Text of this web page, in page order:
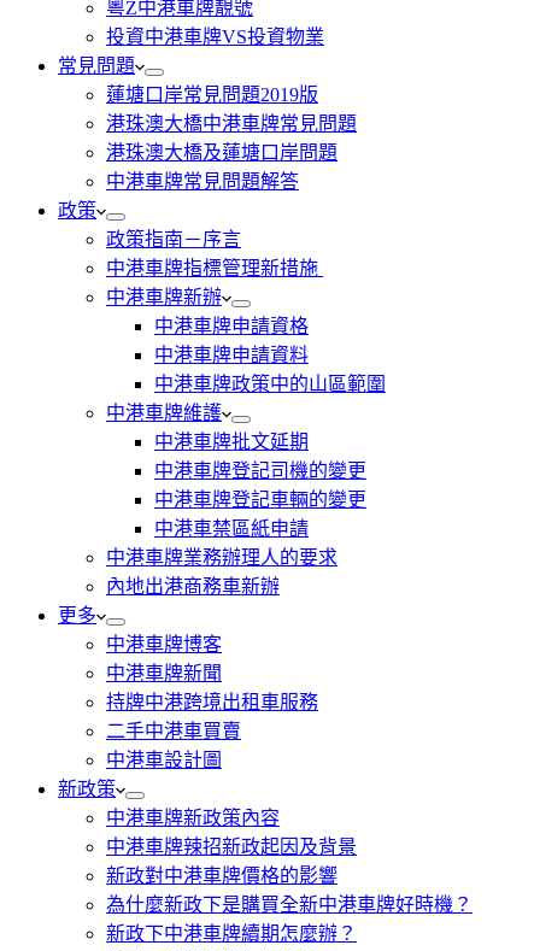
粵Z中港車牌靚號
投資中港車牌VS投資物業
常見問題
蓮塘口岸常見問題2019版
港珠澳大橋中港車牌常見問題
港珠澳大橋及蓮塘口岸問題
中港車牌常見問題解答
政策
政策指南－序言
中港車牌指標管理新措施
中港車牌新辦
中港車牌申請資格
中港車牌申請資料
中港車牌政策中的山區範圍
中港車牌維護
中港車牌批文延期
中港車牌登記司機的變更
中港車牌登記車輛的變更
中港車禁區紙申請
中港車牌業務辦理人的要求
內地出港商務車新辦
更多
中港車牌博客
中港車牌新聞
持牌中港跨境出租車服務
二手中港車買賣
中港車設計圖
新政策
中港車牌新政策內容
中港車牌辣招新政起因及背景
新政對中港車牌價格的影響
為什麼新政下是購買全新中港車牌好時機？
新政下中港車牌續期怎麼辦？